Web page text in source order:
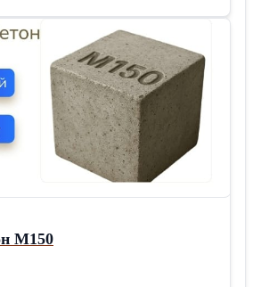
ржавеет, не гниет и не требует
✅ Герметичность.
исключает попадание верховодки
останется чистой. ✅ Удобство.
для размещения автоматики,
фильтров. Обслуживать скважину
рост, а не «на корточках». ✅
службы такого кессона — более 50
— это
загородного дома. Хотите
под ключ? Пишите в
проконсультируем!
М150